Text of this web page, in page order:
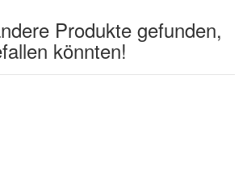
Produkte gefunden,
könnten!